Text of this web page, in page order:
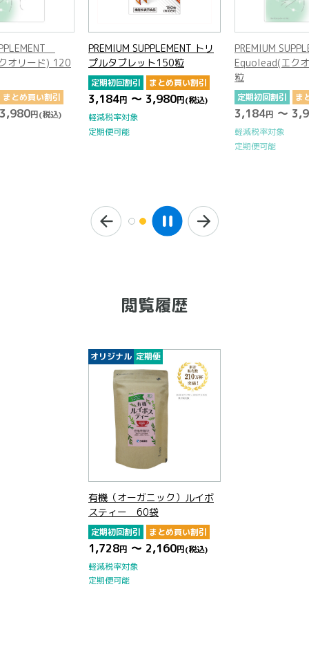
オリード) 120
まとめ買い割引
円(税込)
PREMIUM SUPPLEMENT トリ
プルタブレット150粒
定期初回割引 まとめ買い割引
3,184円 ～ 3,980円(税込)
軽減税率対象
定期便可能
PREMIUM
Equolead(エク
粒
定期初回割引 ま
3,184円 ～
軽減税率対象
定期便可能
閲覧履歴
オリジナル 定期便
有機（オーガニック）ルイボ
スティー 60袋
定期初回割引 まとめ買い割引
1,728円 ～ 2,160円(税込)
軽減税率対象
定期便可能